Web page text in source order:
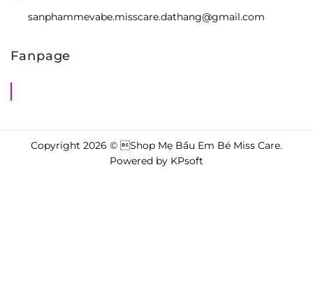
sanphammevabe.misscare.dathang@gmail.com
Fanpage
Copyright 2026 © Shop Mẹ Bầu Em Bé Miss Care.
Powered by KPsoft